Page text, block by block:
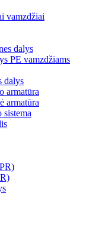
vamzdžiai
dalys
PE vamzdžiams
dalys
armatūra
armatūra